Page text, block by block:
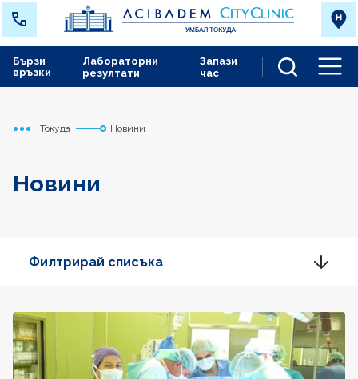
Лабораторни
резултати
Запази
час
Бързи
връзки
Начало
Токуда Новини
Новини
Филтрирай списъка